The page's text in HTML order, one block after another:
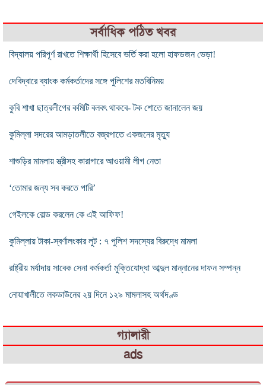
সর্বাধিক পঠিত খবর
বিদ্যালয় পরিপূর্ণ রাখতে শিক্ষার্থী হিসেবে ভর্তি করা হলো হাফডজন ভেড়া!
দেবিদ্বারে ব্যাংক কর্মকর্তাদের সঙ্গে পুলিশের মতবিনিময়
কুবি শাখা ছাত্রলীগের কমিটি বলবৎ থাকবে- টক শোতে জানালেন জয়
কুমিল্লা সদরের আমড়াতলীতে বজ্রপাতে একজনের মৃত্যু
শাশুড়ির মামলায় স্ত্রীসহ কারাগারে আওয়ামী লীগ নেতা
‘তোমার জন্য সব করতে পারি’
গেইলকে বোল্ড করলেন কে এই আফিফ!
কুমিল্লায় টাকা-স্বর্ণালংকার লুট : ৭ পুলিশ সদস্যের বিরুদ্ধে মামলা
রাষ্ট্রীয় মর্যাদায় সাবেক সেনা কর্মকর্তা মুক্তিযোদ্ধা আব্দুল মান্নানের দাফন সম্পন্ন
নোয়াখালীতে লকডাউনের ২য় দিনে ১২৯ মামলাসহ অর্থদণ্ড
গ্যালারী
ads